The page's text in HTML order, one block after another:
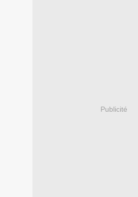
Publicité